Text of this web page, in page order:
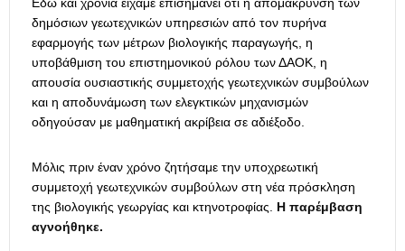
Εδώ και χρόνια είχαμε επισημάνει ότι η απομάκρυνση των
δημόσιων γεωτεχνικών υπηρεσιών από τον πυρήνα
εφαρμογής των μέτρων βιολογικής παραγωγής, η
υποβάθμιση του επιστημονικού ρόλου των ΔΑΟΚ, η
απουσία ουσιαστικής συμμετοχής γεωτεχνικών συμβούλων
και η αποδυνάμωση των ελεγκτικών μηχανισμών
οδηγούσαν με μαθηματική ακρίβεια σε αδιέξοδο.
Μόλις πριν έναν χρόνο ζητήσαμε την υποχρεωτική
συμμετοχή γεωτεχνικών συμβούλων στη νέα πρόσκληση
της βιολογικής γεωργίας και κτηνοτροφίας. Η παρέμβαση
αγνοήθηκε.